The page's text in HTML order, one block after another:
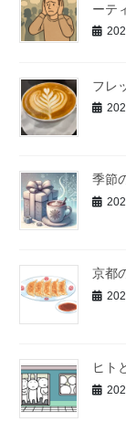
ーテ
フレ
季節
京都
ヒト